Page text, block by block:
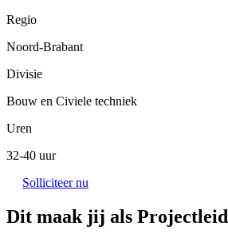
Regio
Noord-Brabant
Divisie
Bouw en Civiele techniek
Uren
32-40 uur
Solliciteer nu
Dit maak jij als